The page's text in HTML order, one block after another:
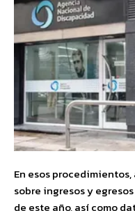
En esos
sobre ingresos y
de este año, así como